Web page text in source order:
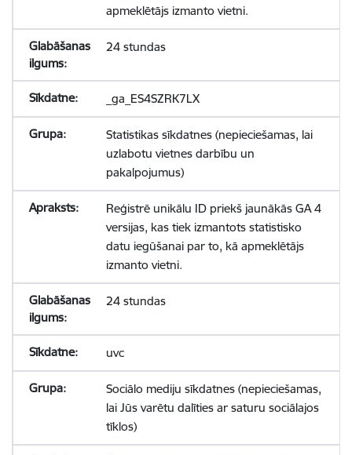
apmeklētājs izmanto vietni.
24 stundas
_ga_ES4SZRK7LX
Statistikas sīkdatnes (nepieciešamas, lai
uzlabotu vietnes darbību un
pakalpojumus)
Reģistrē unikālu ID priekš jaunākās GA 4
versijas, kas tiek izmantots statistisko
datu iegūšanai par to, kā apmeklētājs
izmanto vietni.
24 stundas
uvc
Sociālo mediju sīkdatnes (nepieciešamas,
lai Jūs varētu dalīties ar saturu sociālajos
tīklos)